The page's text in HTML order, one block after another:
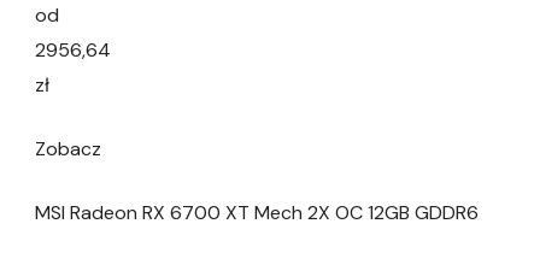
od
2956,64
zł
Zobacz
MSI Radeon RX 6700 XT Mech 2X OC 12GB GDDR6